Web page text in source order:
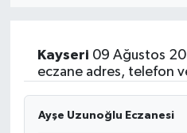
Kayseri 09 Ağustos
eczane adres, telefon
Ayşe Uzunoğlu Eczanesi